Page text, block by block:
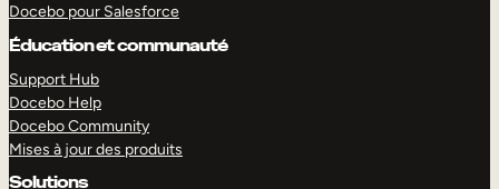
Docebo pour Salesforce
Éducation et communauté
Support Hub
Docebo Help
Docebo Community
Mises à jour des produits
Solutions